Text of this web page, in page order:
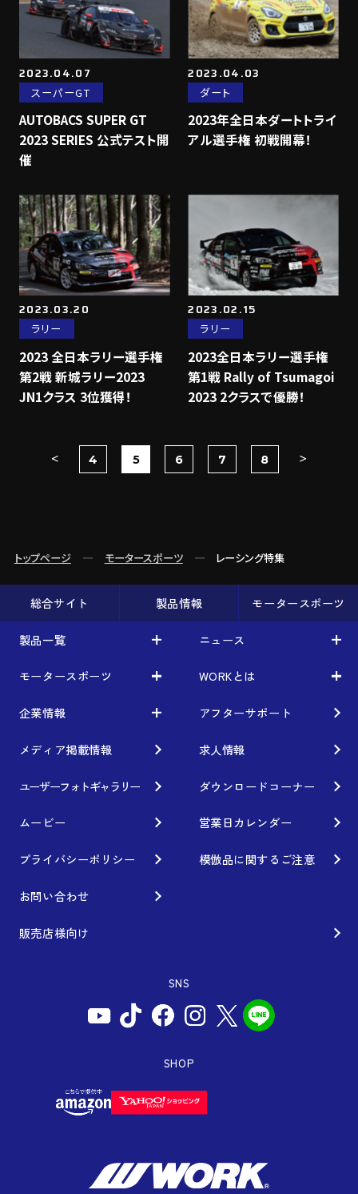
2023.04.07
スーパーGT
AUTOBACS SUPER GT
2023 SERIES 公式テスト開
催
2023.04.03
ダート
2023年全日本ダートトライ
アル選手権 初戦開幕！
2023.03.20
ラリー
2023 全日本ラリー選手権
第2戦 新城ラリー2023
JN1クラス 3位獲得！
2023.02.15
ラリー
2023全日本ラリー選手権
第1戦 Rally of Tsumagoi
2023 2クラスで優勝！
4 5 6 7 8
トップページ モータースポーツ レーシング特集
総合サイト 製品情報 モータースポーツ
製品一覧
製品一覧
車から検索
利用条件／注意事項
ブランド紹介
ホイール情報
カスタムオーダープラン
インフォメーション
WEBカタログ
ニュース
ニュース
お知らせ
イベント情報
モータースポーツ
モータースポーツ
レーシング特集
Gymkhana
DIRT TRIAL
SUPER GT
Rally
GR86/BRZ Cup
WORKとは
WORKとは
テクノロジー
クオリティー
デザイン
企業情報
企業情報
フィロソフィー
経営理念
私たちのあるべき姿
工場概要
会社沿革
ISO9001取得について
お問い合わせ用コールセンター
アフターサポート
メディア掲載情報 求人情報
ユーザーフォトギャラリー ダウンロードコーナー
ムービー 営業日カレンダー
プライバシーポリシー 模倣品に関するご注意
お問い合わせ
販売店様向け
SNS
SHOP